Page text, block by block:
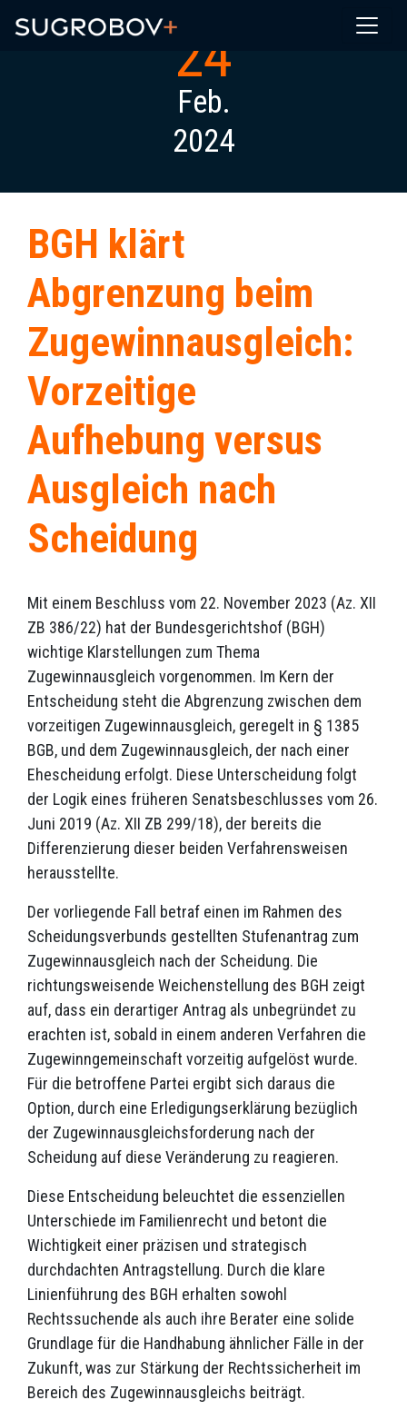
24
Feb.
2024
BGH klärt
Abgrenzung beim
Zugewinnausgleich:
Vorzeitige
Aufhebung versus
Ausgleich nach
Scheidung
Mit einem Beschluss vom 22. November 2023 (Az. XII
ZB 386/22) hat der Bundesgerichtshof (BGH)
wichtige Klarstellungen zum Thema
Zugewinnausgleich vorgenommen. Im Kern der
Entscheidung steht die Abgrenzung zwischen dem
vorzeitigen Zugewinnausgleich, geregelt in § 1385
BGB, und dem Zugewinnausgleich, der nach einer
Ehescheidung erfolgt. Diese Unterscheidung folgt
der Logik eines früheren Senatsbeschlusses vom 26.
Juni 2019 (Az. XII ZB 299/18), der bereits die
Differenzierung dieser beiden Verfahrensweisen
herausstellte.
Der vorliegende Fall betraf einen im Rahmen des
Scheidungsverbunds gestellten Stufenantrag zum
Zugewinnausgleich nach der Scheidung. Die
richtungsweisende Weichenstellung des BGH zeigt
auf, dass ein derartiger Antrag als unbegründet zu
erachten ist, sobald in einem anderen Verfahren die
Zugewinngemeinschaft vorzeitig aufgelöst wurde.
Für die betroffene Partei ergibt sich daraus die
Option, durch eine Erledigungserklärung bezüglich
der Zugewinnausgleichsforderung nach der
Scheidung auf diese Veränderung zu reagieren.
Diese Entscheidung beleuchtet die essenziellen
Unterschiede im Familienrecht und betont die
Wichtigkeit einer präzisen und strategisch
durchdachten Antragstellung. Durch die klare
Linienführung des BGH erhalten sowohl
Rechtssuchende als auch ihre Berater eine solide
Grundlage für die Handhabung ähnlicher Fälle in der
Zukunft, was zur Stärkung der Rechtssicherheit im
Bereich des Zugewinnausgleichs beiträgt.